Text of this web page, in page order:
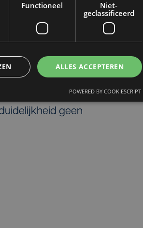
vrijkomen in
in Polen begin
toxines zouden
van hun
aan
geen
Functioneel
Niet-
geclassificeerd
ALLES ACCEPTEREN
POWERED BY COOKIESCRIPT